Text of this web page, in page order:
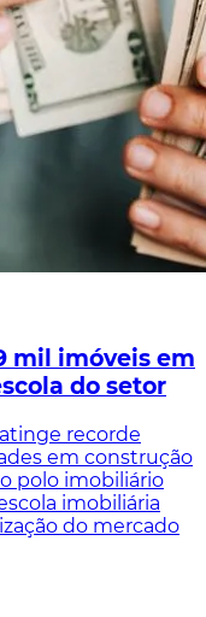
mil imóveis em
do setor
recorde
em construção
polo imobiliário
imobiliária
do mercado